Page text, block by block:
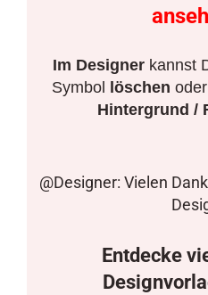
Im Designerkannst
Symbol
löschen oder
Hintergrund /
@Designer: Vielen
Entdecke